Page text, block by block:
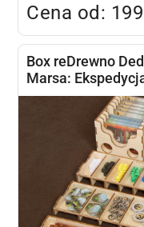
Cena od:
Box reDrewno
Marsa: